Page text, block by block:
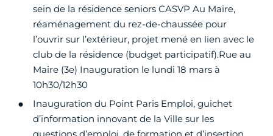
sein de la résidence seniors CASVP Au Maire,
réaménagement du rez-de-chaussée pour
l’ouvrir sur l’extérieur, projet mené en lien avec le
club de la résidence (budget participatif).Rue au
Maire (3e) Inauguration le lundi 18 mars à
10h30/12h30
Inauguration du Point Paris Emploi, guichet
d’information innovant de la Ville sur les